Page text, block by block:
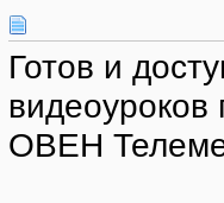
Готов и
видеоуроков
ОВЕН